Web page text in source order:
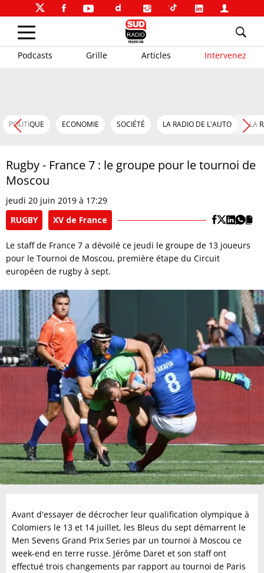
Podcasts Grille Articles Intervenez
POLITIQUE ECONOMIE SOCIÉTÉ LA RADIO DE L'AUTO LA
Rugby - France 7 : le groupe pour le tournoi de
Moscou
jeudi 20 juin 2019 à 17:29
RUGBY
XV de France
Le staff de France 7 a dévoilé ce jeudi le groupe de 13 joueurs
pour le Tournoi de Moscou, première étape du Circuit
européen de rugby à sept.
Avant d'essayer de décrocher leur qualification olympique à
Colomiers le 13 et 14 juillet, les Bleus du sept démarrent le
Men Sevens Grand Prix Series par un tournoi à Moscou ce
week-end en terre russe. Jérôme Daret et son staff ont
effectué trois changements par rapport au tournoi de Paris